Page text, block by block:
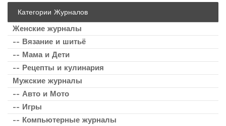
Категории Журналов
Женские журналы
-- Вязание и шитьё
-- Мама и Дети
-- Рецепты и кулинария
Мужские журналы
-- Авто и Мото
-- Игры
-- Компьютерные журналы